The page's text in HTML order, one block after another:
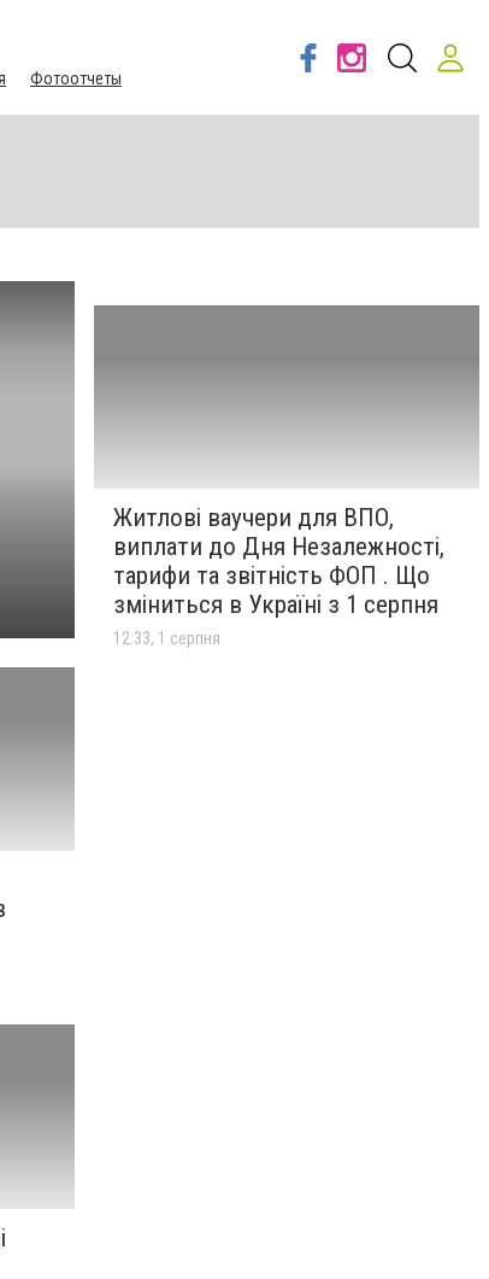
Фотоотчеты
Житлові ваучери для ВПО,
виплати до Дня Незалежності,
тарифи та звітність ФОП . Що
зміниться в Україні з 1 серпня
12:33, 1 серпня